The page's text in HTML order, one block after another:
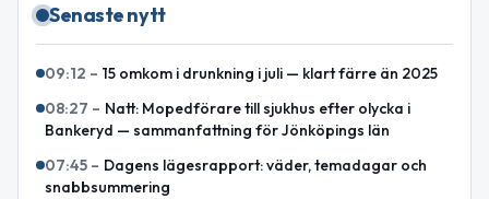
Senaste nytt
09:12 – 15 omkom i drunkning i juli — klart färre än 2025
08:27 – Natt: Mopedförare till sjukhus efter olycka i
Bankeryd — sammanfattning för Jönköpings län
07:45 – Dagens lägesrapport: väder, temadagar och
snabbsummering